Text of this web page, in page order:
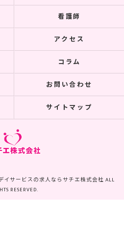
看護師
アクセス
コラム
お問い合わせ
サイトマップ
サービスの求人ならサチエ株式会社 ALL
RESERVED.